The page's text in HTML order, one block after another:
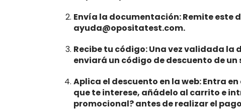
Envía la documentación: Remite este
ayuda@opositatest.com.
Recibe tu código: Una vez validada
enviará un código de descuento de un
Aplica el descuento en la web: Entra
que te interese, añádelo al carrito e
promocional? antes de realizar el